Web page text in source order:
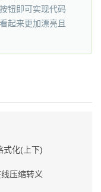
钮即可实现代码
起来更加漂亮且
式化(上下)
压缩转义